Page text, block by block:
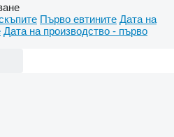
Първо евтините Дата на
Дата на производство - първо